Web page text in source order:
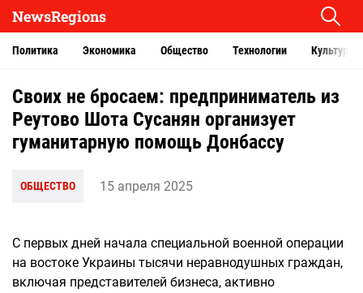
NewsRegions
Политика Экономика Общество Технологии Культура
Своих не бросаем: предприниматель из
Реутово Шота Сусанян организует
гуманитарную помощь Донбассу
ОБЩЕСТВО 15 апреля 2025
С первых дней начала специальной военной операции
на востоке Украины тысячи неравнодушных граждан,
включая представителей бизнеса, активно